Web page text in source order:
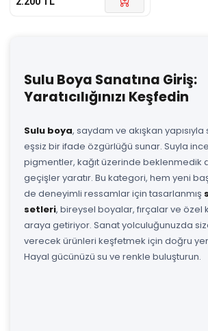
Sulu Boya Sanatına Giriş:
Yaratıcılığınızı Keşfedin
Sulu boya, saydam ve akışkan
eşsiz bir ifade özgürlüğü sunar. Suyla
pigmentler, kağıt üzerinde beklenmedik
geçişler yaratır. Bu kategori, hem yeni
de deneyimli ressamlar için tasarlanmış
setleri, bireysel boyalar, fırçalar ve özel
araya getiriyor. Sanat yolculuğunuzda
verecek ürünleri keşfetmek için doğru
Hayal gücünüzü su ve renkle buluşturun.